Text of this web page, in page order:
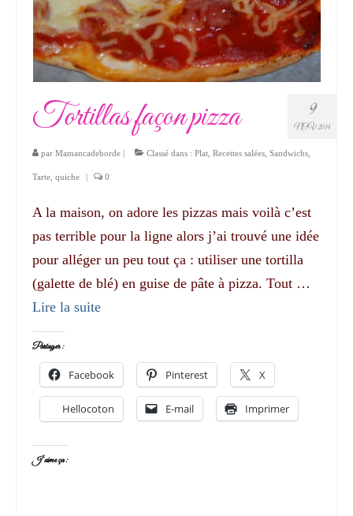
9
NOV 2014
Tortillas façon pizza
par Mamancadeborde | Classé dans : Plat Recettes salées Sandwichs
Tarte, quiche | 0
A la maison, on adore les pizzas mais voilà c’est
pas terrible pour la ligne alors j’ai trouvé une idée
pour alléger un peu tout ça : utiliser une tortilla
(galette de blé) en guise de pâte à pizza. Tout …
Lire la suite­­
Partager :
Facebook Pinterest X
Hellocoton E-mail Imprimer
J’aime ça :